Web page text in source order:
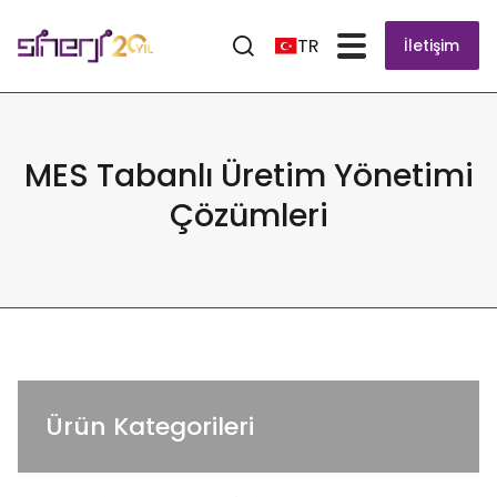
TR İletişim
MES Tabanlı Üretim Yönetimi
Çözümleri
Ürün Kategorileri